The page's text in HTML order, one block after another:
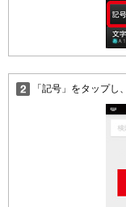
「記号」をタップし